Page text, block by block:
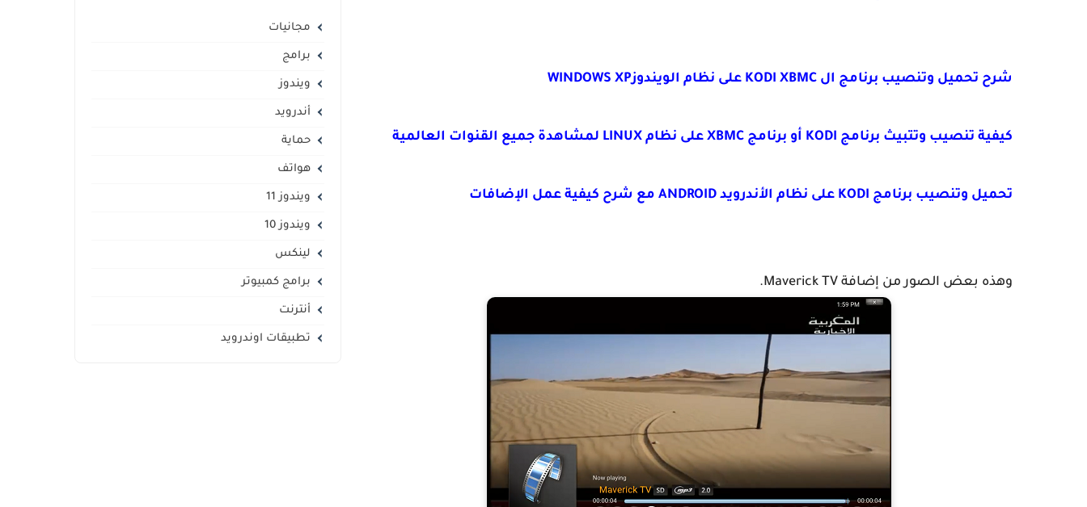
شرح تحميل وتنصيب برنامج ال KODI XBMC على نظام الويندوزWINDOWS XP
كيفية تنصيب وتتبيث برنامج KODI أو برنامج XBMC على نظام LINUX لمشاهدة جميع القنوات العالمية
تحميل وتنصيب برنامج KODI على نظام الأندرويد ANDROID مع شرح كيفية عمل الإضافات
وهذه بعض الصور من إضافة Maverick TV.
مجانيات
برامج
ويندوز
أندرويد
حماية
هواتف
ويندوز 11
ويندوز 10
لينكس
برامج كمبيوتر
أنترنت
تطبيقات اوندرويد